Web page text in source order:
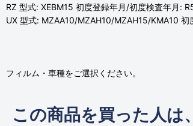
RZ 型式: XEBM15 初度登録年月/初度検査年月:
UX 型式: MZAA10/MZAH10/MZAH15/KMA10
フィルム・車種をご選択ください。
この商品を買った人は